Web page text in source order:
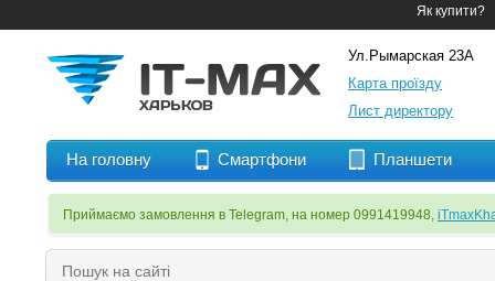
Як купити?
Ул.Рымарская 23А
Карта проїзду
Лист директору
На головну Смартфони Планшети
Приймаємо замовлення в Telegram, на номер 0991419948,